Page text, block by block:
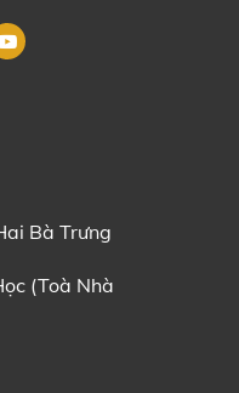
Bà Trưng
(Toà Nhà